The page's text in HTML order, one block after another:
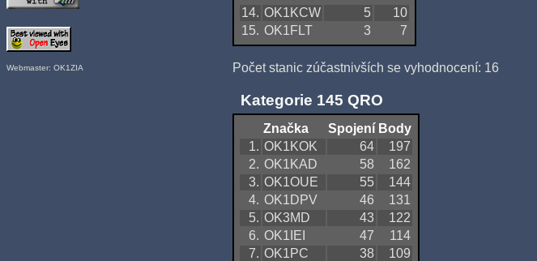
Webmaster: OK1ZIA
14. OK1KCW 5
10
15. OK1FLT 3 7
Počet stanic zúčastnivších se vyhodnocení: 16
Kategorie 145 QRO
Značka Spojení Body
1. OK1KOK 64
197
2. OK1KAD 58
162
3. OK1OUE 55
144
4. OK1DPV 46
131
5. OK3MD 43
122
6. OK1IEI 47
114
7. OK1PC 38
109